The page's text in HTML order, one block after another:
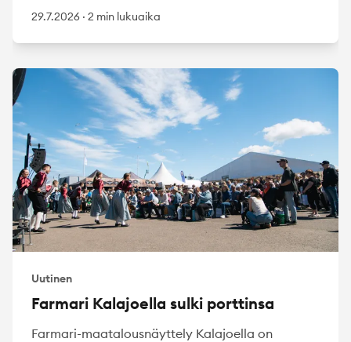
29.7.2026 · 2 min lukuaika
Uutinen
Farmari Kalajoella sulki porttinsa
Farmari-maatalousnäyttely Kalajoella on